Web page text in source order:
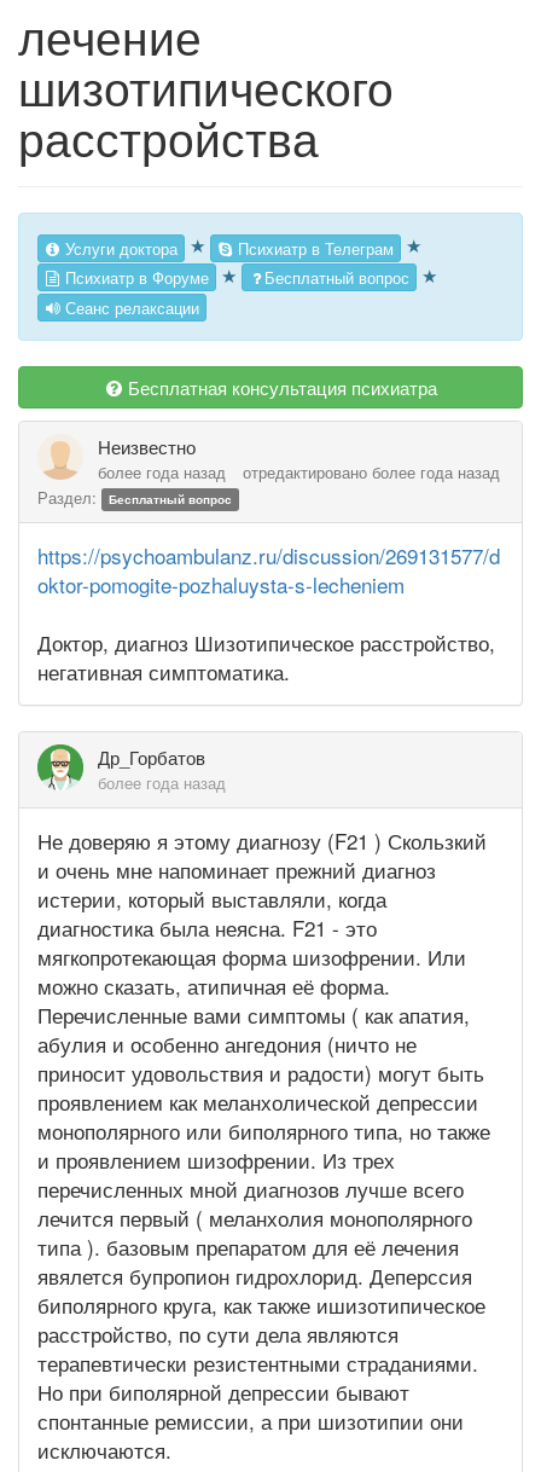
лечение
шизотипического
расстройства
Услуги доктора ★ Психиатр в Телеграм ★
Психиатр в Форуме ★ Бесплатный вопрос ★
Сеанс релаксации
Бесплатная консультация психиатра
Неизвестно
более года назад
отредактировано более года назад
Раздел:
Бесплатный вопрос
https://psychoambulanz.ru/discussion/269131577/d
oktor-pomogite-pozhaluysta-s-lecheniem
Доктор, диагноз Шизотипическое расстройство,
негативная симптоматика.
Др_Горбатов
более года назад
Не доверяю я этому диагнозу (F21 ) Скользкий
и очень мне напоминает прежний диагноз
истерии, который выставляли, когда
диагностика была неясна. F21 - это
мягкопротекающая форма шизофрении. Или
можно сказать, атипичная её форма.
Перечисленные вами симптомы ( как апатия,
абулия и особенно ангедония (ничто не
приносит удовольствия и радости) могут быть
проявлением как меланхолической депрессии
монополярного или биполярного типа, но также
и проявлением шизофрении. Из трех
перечисленных мной диагнозов лучше всего
лечится первый ( меланхолия монополярного
типа ). базовым препаратом для её лечения
явялется бупропион гидрохлорид. Деперссия
биполярного круга, как также ишизотипическое
расстройство, по сути дела являются
терапевтически резистентными страданиями.
Но при биполярной депрессии бывают
спонтанные ремиссии, а при шизотипии они
исключаются.